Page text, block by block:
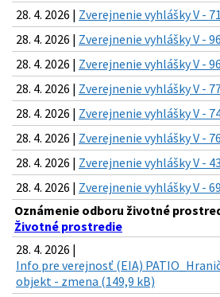
28. 4. 2026 | Zverejnenie vyhlášky V -
28. 4. 2026 | Zverejnenie vyhlášky V -
28. 4. 2026 | Zverejnenie vyhlášky V -
28. 4. 2026 | Zverejnenie vyhlášky V -
28. 4. 2026 | Zverejnenie vyhlášky V -
28. 4. 2026 | Zverejnenie vyhlášky V -
28. 4. 2026 | Zverejnenie vyhlášky V -
28. 4. 2026 | Zverejnenie vyhlášky V -
Oznámenie odboru životné
Životné prostredie
28. 4. 2026 |
Info pre verejnosť (EIA)
objekt - zmena (149,9 kB)